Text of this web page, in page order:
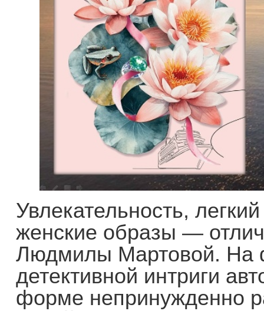
Увлекательность,
женские образы —
Людмилы Мартовой. На
детективной интриги
форме непринужденно